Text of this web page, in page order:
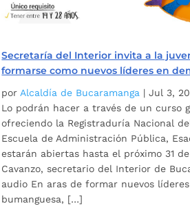
Secretaría del Interior invita a la
formarse como nuevos líderes en
por Alcaldía de Bucaramanga |Jul 3,
Lo podrán hacer a través de un curso
ofreciendo la Registraduría Nacional
Escuela de Administración Pública,
estarán abiertas hasta el próximo 31
Cavanzo, secretario del Interior de
audio En aras de formar nuevos
bumanguesa, […]